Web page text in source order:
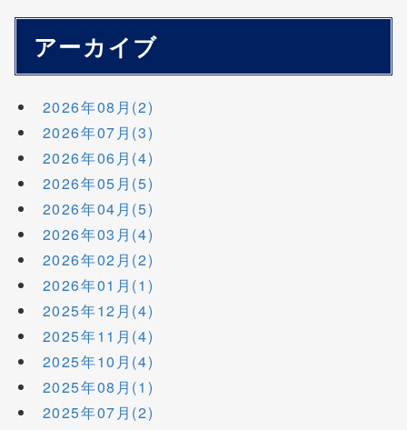
アーカイブ
2026年08月(2)
2026年07月(3)
2026年06月(4)
2026年05月(5)
2026年04月(5)
2026年03月(4)
2026年02月(2)
2026年01月(1)
2025年12月(4)
2025年11月(4)
2025年10月(4)
2025年08月(1)
2025年07月(2)